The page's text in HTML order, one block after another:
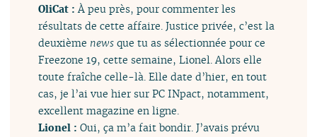
OliCat : À peu près, pour commenter les
résultats de cette affaire. Justice privée, c’est la
deuxième news que tu as sélectionnée pour ce
Freezone 19, cette semaine, Lionel. Alors elle
toute fraîche celle-là. Elle date d’hier, en tout
cas, je l’ai vue hier sur PC INpact, notamment,
excellent magazine en ligne.
Lionel : Oui, ça m’a fait bondir. J’avais prévu